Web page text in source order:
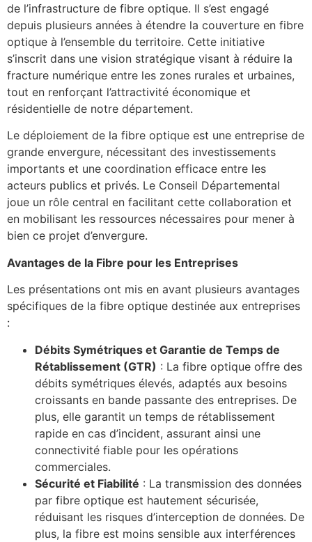
de l’infrastructure de fibre optique. Il s’est engagé
depuis plusieurs années à étendre la couverture en fibre
optique à l’ensemble du territoire. Cette initiative
s’inscrit dans une vision stratégique visant à réduire la
fracture numérique entre les zones rurales et urbaines,
tout en renforçant l’attractivité économique et
résidentielle de notre département.
Le déploiement de la fibre optique est une entreprise de
grande envergure, nécessitant des investissements
importants et une coordination efficace entre les
acteurs publics et privés. Le Conseil Départemental
joue un rôle central en facilitant cette collaboration et
en mobilisant les ressources nécessaires pour mener à
bien ce projet d’envergure.
Avantages de la Fibre pour les Entreprises
Les présentations ont mis en avant plusieurs avantages
spécifiques de la fibre optique destinée aux entreprises
:
Débits Symétriques et Garantie de Temps de
Rétablissement (GTR) : La fibre optique offre des
débits symétriques élevés, adaptés aux besoins
croissants en bande passante des entreprises. De
plus, elle garantit un temps de rétablissement
rapide en cas d’incident, assurant ainsi une
connectivité fiable pour les opérations
commerciales.
Sécurité et Fiabilité : La transmission des données
par fibre optique est hautement sécurisée,
réduisant les risques d’interception de données. De
plus, la fibre est moins sensible aux interférences